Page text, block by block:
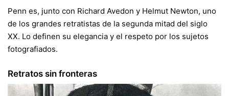
Penn es, junto con Richard Avedon y Helmut Newton, uno
de los grandes retratistas de la segunda mitad del siglo
XX. Lo definen su elegancia y el respeto por los sujetos
fotografiados.
Retratos sin fronteras